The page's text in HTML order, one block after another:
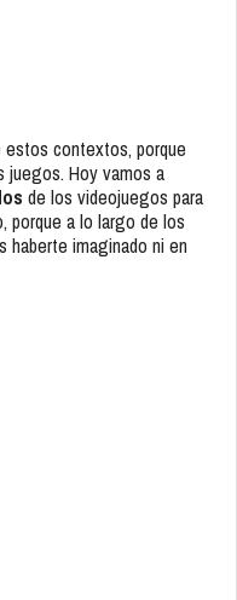
estos contextos, porque
juegos. Hoy vamos a
de los videojuegos para
porque a lo largo de los
haberte imaginado ni en